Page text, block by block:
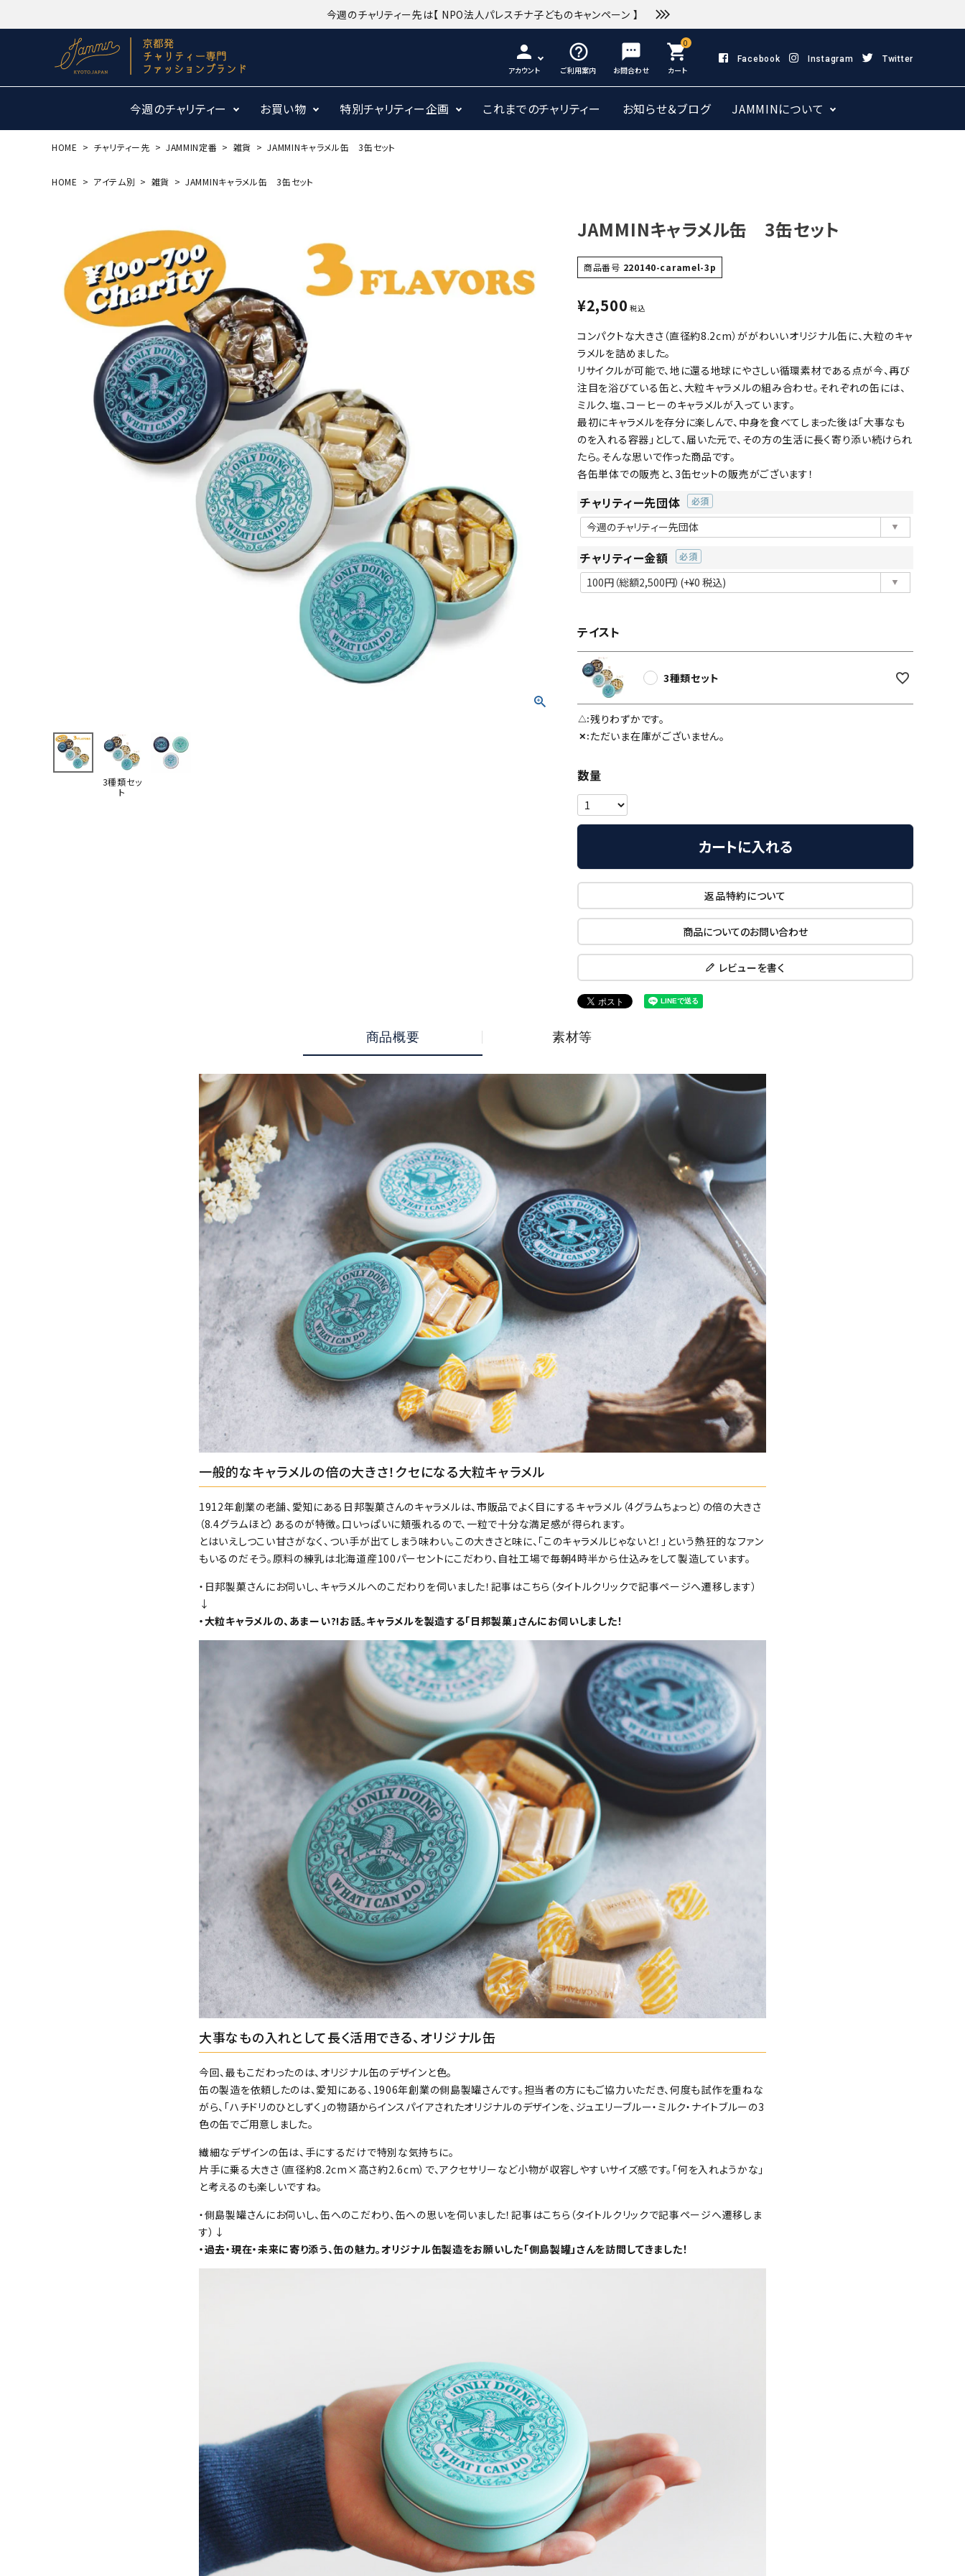
今週のチャリティー先は【 NPO法人パレスチナ子どものキャンペーン 】
person
アカウント
help_outline
ご利用案内
sms
お問合わせ
0
shopping_cart
カート
Facebook Instagram Twitter
今週のチャリティー お買い物 特別チャリティー企画 これまでのチャリティー お知らせ＆ブログ JAMMINについて
HOME チャリティー先 JAMMIN定番 雑貨 JAMMINキャラメル缶 3缶セット
HOME アイテム別 雑貨 JAMMINキャラメル缶 3缶セット
3種類セッ
ト
JAMMINキャラメル缶 3缶セット
商品番号 220140-caramel-3p
¥2,500 税込
コンパクトな大きさ（直径約8.2cm）ががわいいオリジナル缶に、大粒のキャ
ラメルを詰めました。
リサイクルが可能で、地に還る地球にやさしい循環素材である点が今、再び
注目を浴びている缶と、大粒キャラメルの組み合わせ。それぞれの缶には、
ミルク、塩、コーヒーのキャラメルが入っています。
最初にキャラメルを存分に楽しんで、中身を食べてしまった後は「大事なも
のを入れる容器」として、届いた元で、その方の生活に長く寄り添い続けられ
たら。そんな思いで作った商品です。
各缶単体での販売と、3缶セットの販売がございます！
チャリティー先団体
(必
須)
チャリティー金額
(必
須)
テイスト
3種類セット
△ 残りわずかです。
✕ ただいま在庫がございません。
カートに入れる
返品特約について
商品についてのお問い合わせ
レビューを書く
商品概要 素材等
一般的なキャラメルの倍の大きさ！クセになる大粒キャラメル
1912年創業の老舗、愛知にある日邦製菓さんのキャラメルは、市販品でよく目にするキャラメル（4グラムちょっと）の倍の大きさ
（8.4グラムほど）あるのが特徴。口いっぱいに頬張れるので、一粒で十分な満足感が得られます。
とはいえしつこい甘さがなく、つい手が出てしまう味わい。この大きさと味に、「このキャラメルじゃないと！」という熱狂的なファン
もいるのだそう。原料の練乳は北海道産100パーセントにこだわり、自社工場で毎朝4時半から仕込みをして製造しています。
・日邦製菓さんにお伺いし、キャラメルへのこだわりを伺いました！記事はこちら（タイトルクリックで記事ページへ遷移します）
↓
・大粒キャラメルの、あまーい?!お話。キャラメルを製造する「日邦製菓」さんにお伺いしました！
大事なもの入れとして長く活用できる、オリジナル缶
今回、最もこだわったのは、オリジナル缶のデザインと色。
缶の製造を依頼したのは、愛知にある、1906年創業の側島製罐さんです。担当者の方にもご協力いただき、何度も試作を重ねな
がら、「ハチドリのひとしずく」の物語からインスパイアされたオリジナルのデザインを、ジュエリーブルー・ミルク・ナイトブルーの3
色の缶でご用意しました。
繊細なデザインの缶は、手にするだけで特別な気持ちに。
片手に乗る大きさ（直径約8.2cm×高さ約2.6cm）で、アクセサリーなど小物が収容しやすいサイズ感です。「何を入れようかな」
と考えるのも楽しいですね。
・側島製罐さんにお伺いし、缶へのこだわり、缶への思いを伺いました！記事はこちら（タイトルクリックで記事ページへ遷移しま
す）↓
・過去・現在・未来に寄り添う、缶の魅力。オリジナル缶製造をお願いした「側島製罐」さんを訪問してきました！